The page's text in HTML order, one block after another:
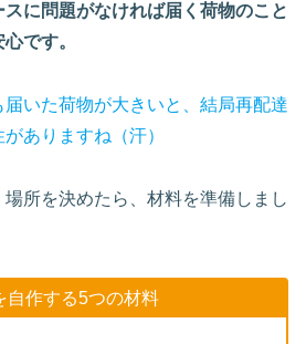
に問題がなければ届く荷物のこと
です。
いた荷物が大きいと、結局再配達
ありますね（汗）
所を決めたら、材料を準備しまし
自作する5つの材料